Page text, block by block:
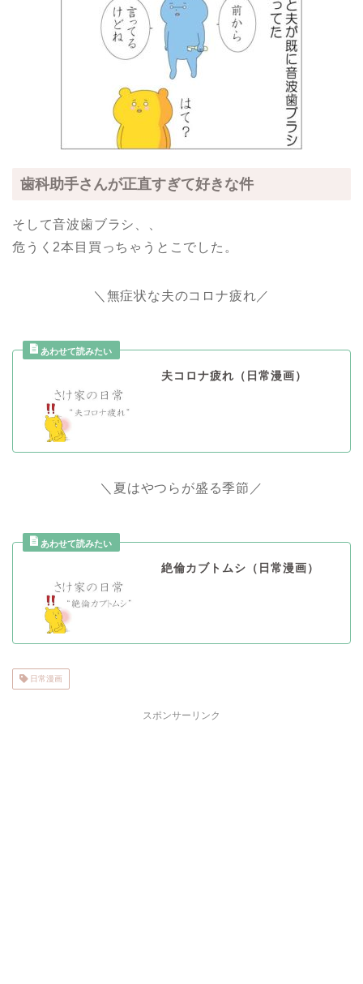
歯科助手さんが正直すぎて好きな件
そして音波歯ブラシ、、
危うく2本目買っちゃうとこでした。
＼無症状な夫のコロナ疲れ／
夫コロナ疲れ（日常漫画）
＼夏はやつらが盛る季節／
絶倫カブトムシ（日常漫画）
日常漫画
スポンサーリンク